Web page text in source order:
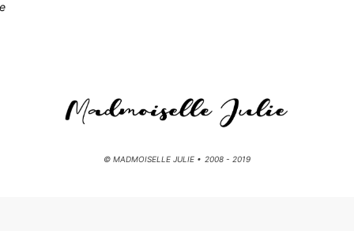
© MADMOISELLE JULIE • 2008 - 2019